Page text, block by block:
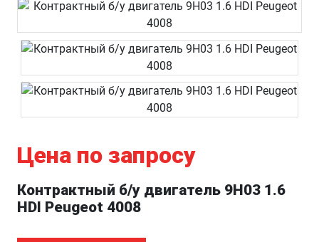
Цена по запросу
Контрактный б/у двигатель 9H03 1.6
HDI Peugeot 4008